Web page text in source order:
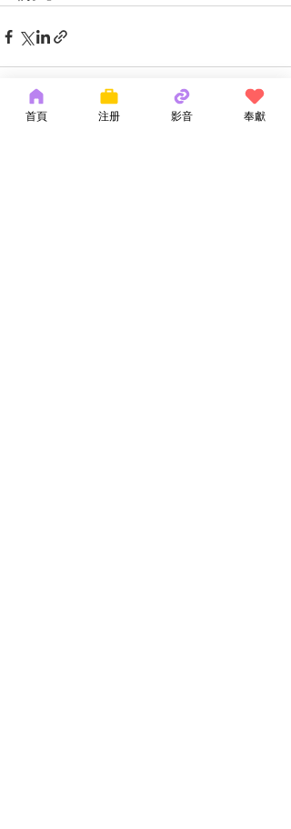
首頁 注册 影音 奉獻